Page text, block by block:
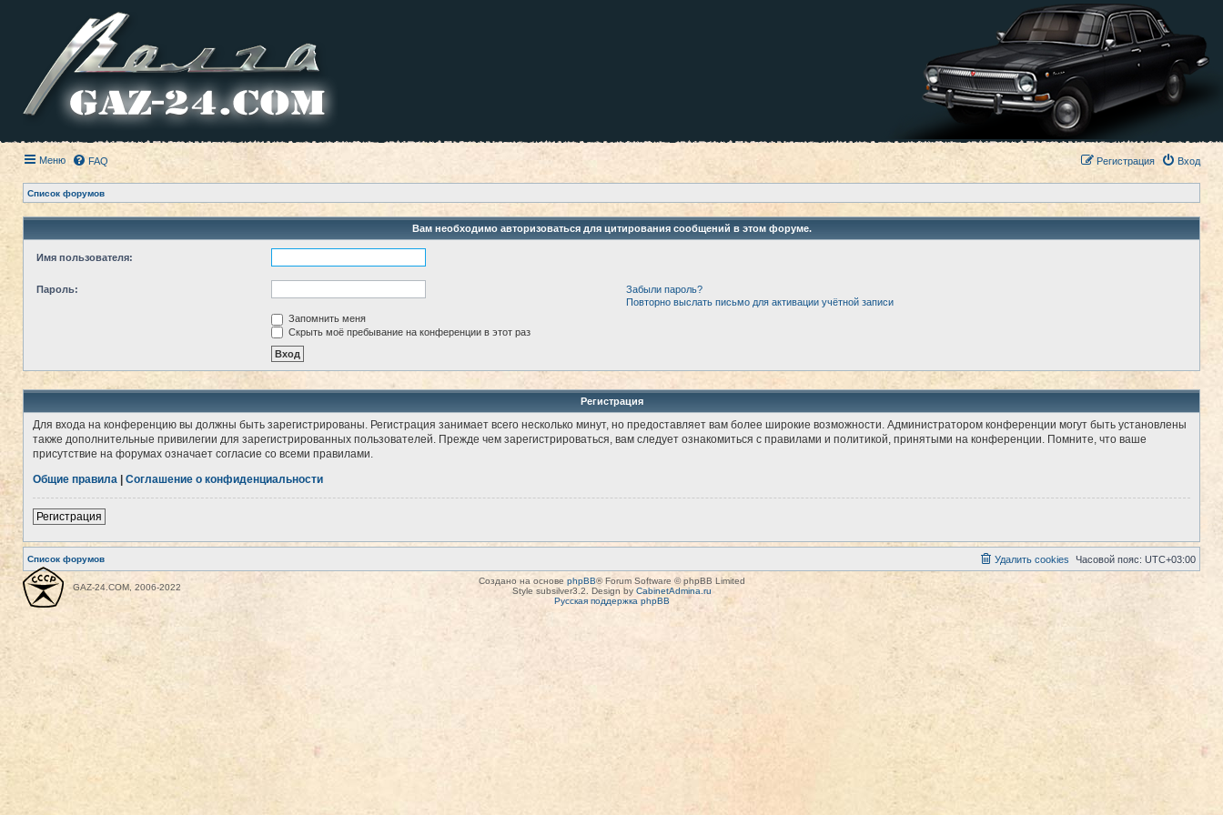
Меню FAQ Вход
Регистрация
Список форумов
Вам необходимо авторизоваться для цитирования сообщений в этом форуме.
Имя пользователя:
Пароль:
Забыли пароль?
Повторно выслать письмо для активации учётной записи
Запомнить меня
Скрыть моё пребывание на конференции в этот раз
Регистрация
Для входа на конференцию вы должны быть зарегистрированы. Регистрация занимает всего несколько минут, но предоставляет вам более широкие возможности. Администратором конференции могут быть установлены
также дополнительные привилегии для зарегистрированных пользователей. Прежде чем зарегистрироваться, вам следует ознакомиться с правилами и политикой, принятыми на конференции. Помните, что ваше
присутствие на форумах означает согласие со всеми правилами.
Общие правила
Соглашение о конфиденциальности
Регистрация
Список форумов Часовой пояс: UTC+03:00
Удалить cookies
GAZ-24.COM, 2006-2022
Создано на основе phpBB® Forum Software © phpBB Limited
Style subsilver3.2. Design by CabinetAdmina.ru
Русская поддержка phpBB